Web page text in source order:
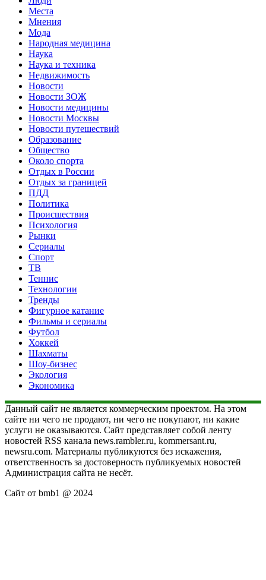
Места
Мнения
Мода
Народная медицина
Наука
Наука и техника
Недвижимость
Новости
Новости ЗОЖ
Новости медицины
Новости Москвы
Новости путешествий
Образование
Общество
Около спорта
Отдых в России
Отдых за границей
ПДД
Политика
Происшествия
Психология
Рынки
Сериалы
Спорт
ТВ
Теннис
Технологии
Тренды
Фигурное катание
Фильмы и сериалы
Футбол
Хоккей
Шахматы
Шоу-бизнес
Экология
Экономика
Данный сайт не является коммерческим проектом. На этом
сайте ни чего не продают, ни чего не покупают, ни какие
услуги не оказываются. Сайт представляет собой ленту
новостей RSS канала news.rambler.ru, kommersant.ru,
newsru.com. Материалы публикуются без искажения,
ответственность за достоверность публикуемых новостей
Администрация сайта не несёт.
Сайт от bmb1 @ 2024